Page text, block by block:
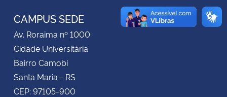
Secretaria-Geral
Secretaria de Governo
Gabinete de Segurança Institucional
CAMPUS SEDE
Av. Roraima nº 1000
Cidade Universitária
Bairro Camobi
Santa Maria - RS
CEP: 97105-900